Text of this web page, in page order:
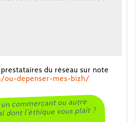
du réseau sur note
ou-depenser-mes-bizh/
commerçant ou autre
dont l’éthique vous plaît ?